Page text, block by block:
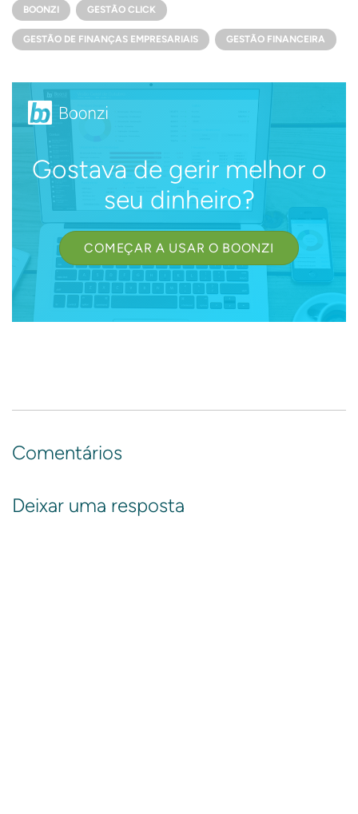
BOONZI GESTÃO CLICK
GESTÃO DE FINANÇAS EMPRESARIAIS GESTÃO FINANCEIRA
Gostava de gerir melhor o
seu dinheiro?
COMEÇAR A USAR O BOONZI
Comentários
Deixar uma resposta